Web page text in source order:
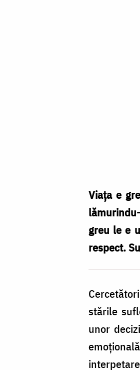
Viața e
greu le e
respect.
stările
unor